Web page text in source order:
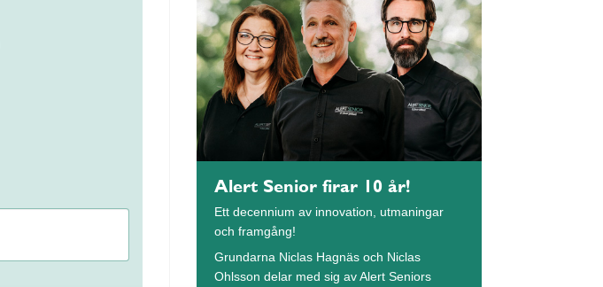
Alert Senior firar 10 år!
Ett decennium av innovation, utmaningar
och framgång!
Grundarna Niclas Hagnäs och Niclas
Ohlsson delar med sig av Alert Seniors